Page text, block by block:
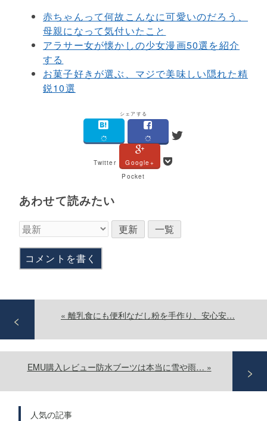
赤ちゃんって何故こんなに可愛いのだろう、
母親になって気付いたこと
アラサー女が懐かしの少女漫画50選を紹介
する
お菓子好きが選ぶ、マジで美味しい隠れた精
鋭10選
シェアする
Twitter
Google+
Pocket
あわせて読みたい
コメントを書く
« 離乳食にも便利なだし粉を手作り、安心安…
EMU購入レビュー防水ブーツは本当に雪や雨… »
人気の記事